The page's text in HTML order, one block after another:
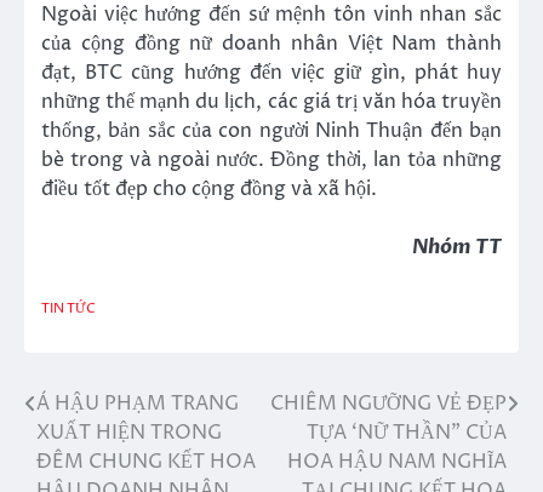
Ngoài việc hướng đến sứ mệnh tôn vinh nhan sắc
của cộng đồng nữ doanh nhân Việt Nam thành
đạt, BTC cũng hướng đến việc giữ gìn, phát huy
những thế mạnh du lịch, các giá trị văn hóa truyền
thống, bản sắc của con người Ninh Thuận đến bạn
bè trong và ngoài nước. Đồng thời, lan tỏa những
điều tốt đẹp cho cộng đồng và xã hội.
Nhóm TT
TIN TỨC
Điều
hướng
Á HẬU PHẠM TRANG
XUẤT HIỆN TRONG
ĐÊM CHUNG KẾT HOA
CHIÊM NGƯỠNG VẺ ĐẸP
TỰA ‘NỮ THẦN” CỦA
HOA HẬU NAM NGHĨA